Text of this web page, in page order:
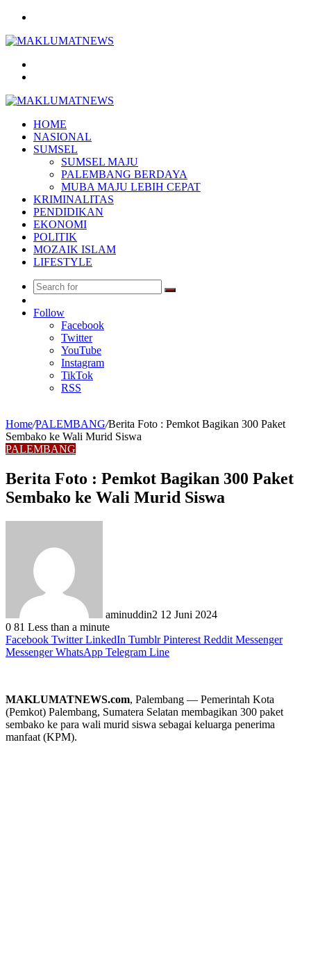
HOME
NASIONAL
SUMSEL
SUMSEL MAJU
PALEMBANG BERDAYA
MUBA MAJU LEBIH CEPAT
KRIMINALITAS
PENDIDIKAN
EKONOMI
POLITIK
MOZAIK ISLAM
LIFESTYLE
Search
Article
Follow
Facebook
Twitter
YouTube
Instagram
TikTok
RSS
Home/PALEMBANG/Berita Foto : Pemkot Bagikan 300 Paket
Sembako ke Wali Murid Siswa
PALEMBANG
Berita Foto : Pemkot Bagikan 300 Paket
Sembako ke Wali Murid Siswa
aminuddin2 12 Juni 2024
0 81 Less than a minute
Facebook Twitter LinkedIn Tumblr Pinterest Reddit Messenger
Messenger WhatsApp Telegram Line
MAKLUMATNEWS.com, Palembang — Pemerintah Kota
(Pemkot) Palembang, Sumatera Selatan membagikan 300 paket
sembako ke para wali murid siswa sebagai keluarga penerima
manfaat (KPM).